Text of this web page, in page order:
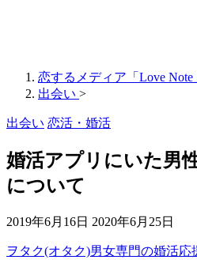
恋するメディア「Love Note
出会い >
出会い 恋活・婚活
婚活アプリにいた男
について
2019年6月16日 2020年6月25日
ヲタク(オタク)男女専門の婚活応